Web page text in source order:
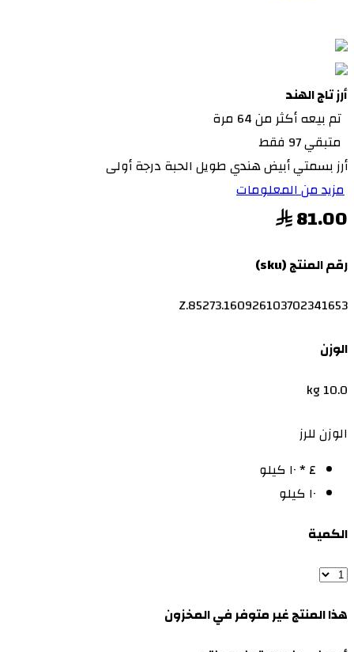
أرز تاج الهند
تم بيعه أكثر من 64 مرة
متبقي 97 فقط
أرز بسمتي أبيض هندي طويل الحبة درجة أولى
مزيد من المعلومات
81.00
رقم المنتج (sku)
Z.85273.160926103702341653
الوزن
10.0 kg
الوزن للرز
٤ * ١٠ كيلو
١٠ كيلو
الكمية
هذا المنتج غير متوفر في المخزون